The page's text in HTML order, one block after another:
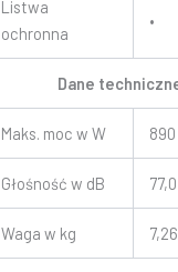
Listwa
ochronna
•
Dane
Maks. moc w W 890
Głośność w dB 77,0
Waga w kg 7,26